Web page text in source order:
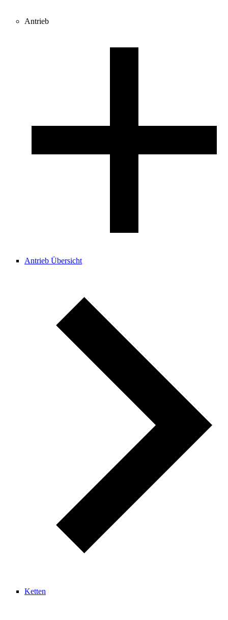
Antrieb
Antrieb Übersicht
Ketten